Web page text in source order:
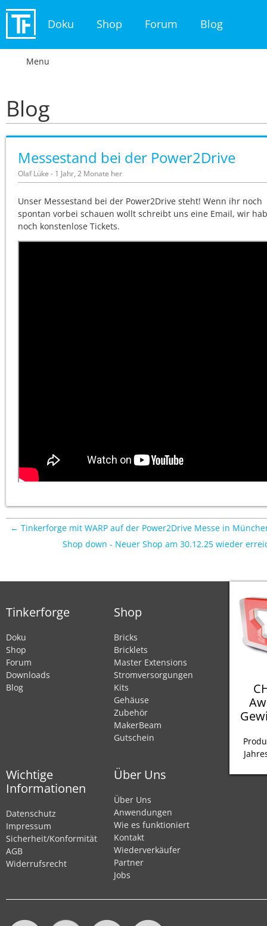
Doku Shop Forum Blog
Menu
Blog
Messestand bei der Power2Drive
Olaf Lüke - 1 Jahr, 2 Monate her
Unser Messestand bei der Power2Drive steht! Wenn ihr noch
spontan vorbei schauen wollt schreibt uns eine Email, wir
noch konstenlose Tickets.
← Tinkerforge mit WARP auf der Power2Drive Messe in
Shop down - Neuer Shop am 30.12.25 wieder
Tinkerforge
Doku
Shop
Forum
Downloads
Blog
Shop
Bricks
Bricklets
Master Extensions
Stromversorgungen
Kits
Gehäuse
Zubehör
MakerBeam
Gutschein
Wichtige
Informationen
Datenschutz
Impressum
Sicherheit/Konformität
AGB
Widerrufsrecht
Über Uns
Über Uns
Anwendungen
Wie es funktioniert
Kontakt
Wiederverkäufer
Partner
Jobs